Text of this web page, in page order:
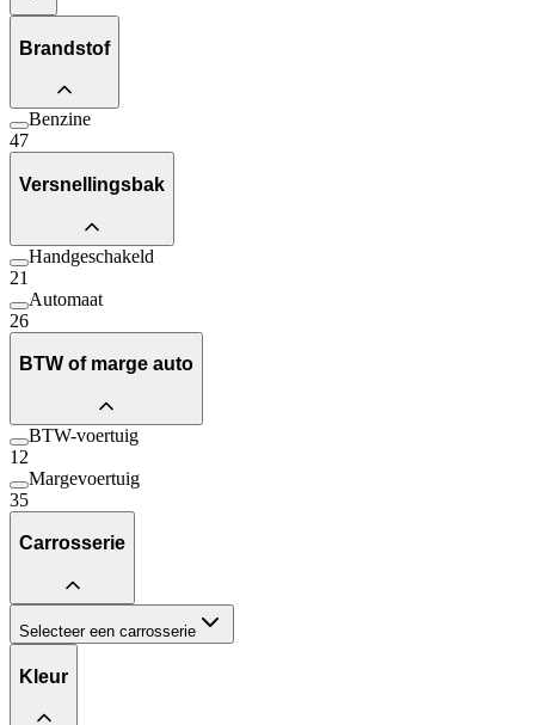
Brandstof
Benzine
47
Versnellingsbak
Handgeschakeld
21
Automaat
26
BTW of marge auto
BTW-voertuig
12
Margevoertuig
35
Carrosserie
Selecteer een carrosserie
Kleur